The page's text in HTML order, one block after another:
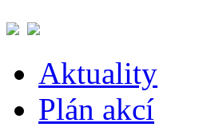
Aktuality
Plán akcí